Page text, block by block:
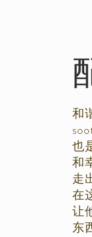
和
也
和
走
在
让
东